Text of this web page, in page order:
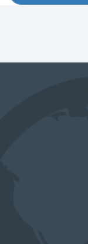
Inden du bestiller er
tamperen er en